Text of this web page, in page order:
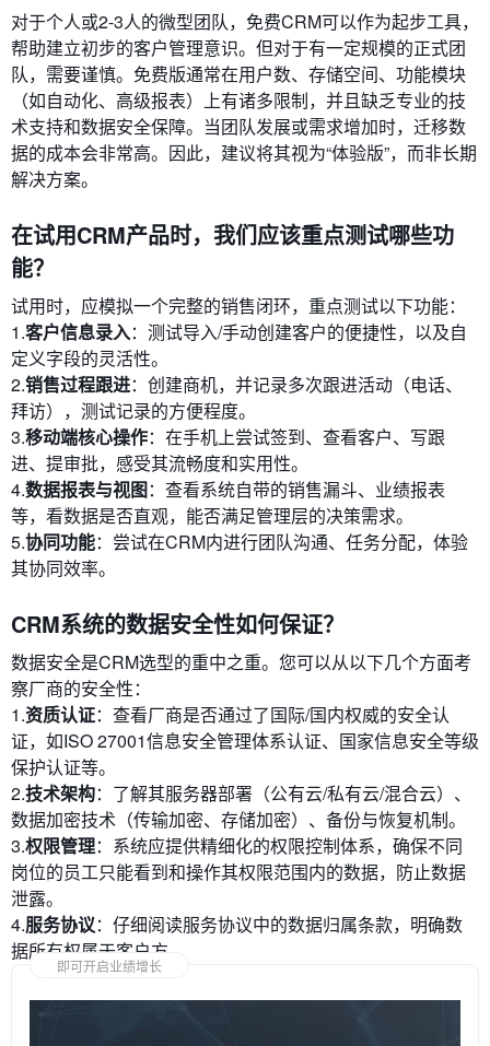
对于个人或2-3人的微型团队，免费CRM可以作为起步工具，
帮助建立初步的客户管理意识。但对于有一定规模的正式团
队，需要谨慎。免费版通常在用户数、存储空间、功能模块
（如自动化、高级报表）上有诸多限制，并且缺乏专业的技
术支持和数据安全保障。当团队发展或需求增加时，迁移数
据的成本会非常高。因此，建议将其视为“体验版”，而非长期
解决方案。
在试用CRM产品时，我们应该重点测试哪些功
能？
试用时，应模拟一个完整的销售闭环，重点测试以下功能：
1.客户信息录入：测试导入/手动创建客户的便捷性，以及自
定义字段的灵活性。
2.销售过程跟进：创建商机，并记录多次跟进活动（电话、
拜访），测试记录的方便程度。
3.移动端核心操作：在手机上尝试签到、查看客户、写跟
进、提审批，感受其流畅度和实用性。
4.数据报表与视图：查看系统自带的销售漏斗、业绩报表
等，看数据是否直观，能否满足管理层的决策需求。
5.协同功能：尝试在CRM内进行团队沟通、任务分配，体验
其协同效率。
CRM系统的数据安全性如何保证？
数据安全是CRM选型的重中之重。您可以从以下几个方面考
察厂商的安全性：
1.资质认证：查看厂商是否通过了国际/国内权威的安全认
证，如ISO 27001信息安全管理体系认证、国家信息安全等级
保护认证等。
2.技术架构：了解其服务器部署（公有云/私有云/混合云）、
数据加密技术（传输加密、存储加密）、备份与恢复机制。
3.权限管理：系统应提供精细化的权限控制体系，确保不同
岗位的员工只能看到和操作其权限范围内的数据，防止数据
泄露。
4.服务协议：仔细阅读服务协议中的数据归属条款，明确数
据所有权属于客户方。
即可开启业绩增长